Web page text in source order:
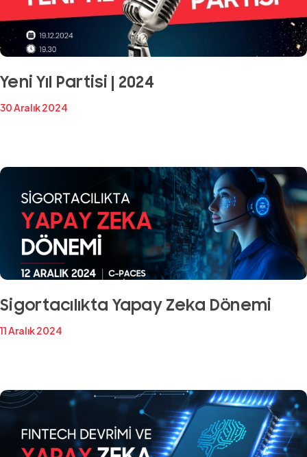
Yeni Yıl Partisi | 2024
30 Aralık 2024
Sigortacılıkta Yapay Zeka Dönemi
11 Aralık 2024